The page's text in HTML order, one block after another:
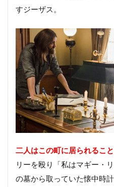
すジーザス。
二人はこの町に居られること
リーを殴り「私はマギー・
の墓から取っていた懐中時計